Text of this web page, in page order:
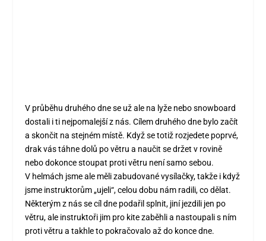
V průběhu druhého dne se už ale na lyže nebo snowboard
dostali i ti nejpomalejší z nás. Cílem druhého dne bylo začít
a skončit na stejném místě. Když se totiž rozjedete poprvé,
drak vás táhne dolů po větru a naučit se držet v rovině
nebo dokonce stoupat proti větru není samo sebou.
V helmách jsme ale měli zabudované vysílačky, takže i když
jsme instruktorům „ujeli“, celou dobu nám radili, co dělat.
Některým z nás se cíl dne podařil splnit, jiní jezdili jen po
větru, ale instruktoři jim pro kite zaběhli a nastoupali s ním
proti větru a takhle to pokračovalo až do konce dne.